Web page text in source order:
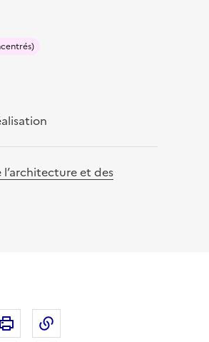
et des
LinkedIn
sur Mastodon
Imprimer